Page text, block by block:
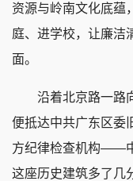
资源与岭南文化底蕴
庭、进学校，让廉洁
面。
沿着北京路一路向
便抵达中共广东区委
方纪律检查机构——
这座历史建筑多了几